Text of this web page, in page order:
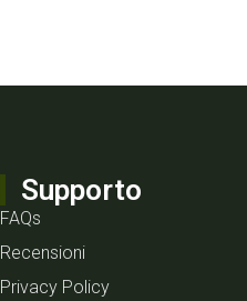
Supporto
FAQs
Recensioni
Privacy Policy